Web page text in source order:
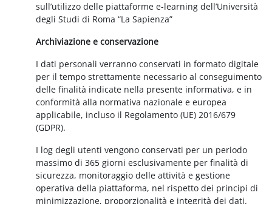
sull’utilizzo delle piattaforme e-learning dell’Università
degli Studi di Roma “La Sapienza”
Archiviazione e conservazione
I dati personali verranno conservati in formato digitale
per il tempo strettamente necessario al conseguimento
delle finalità indicate nella presente informativa, e in
conformità alla normativa nazionale e europea
applicabile, incluso il Regolamento (UE) 2016/679
(GDPR).
I log degli utenti vengono conservati per un periodo
massimo di 365 giorni esclusivamente per finalità di
sicurezza, monitoraggio delle attività e gestione
operativa della piattaforma, nel rispetto dei principi di
minimizzazione, proporzionalità e integrità dei dati.